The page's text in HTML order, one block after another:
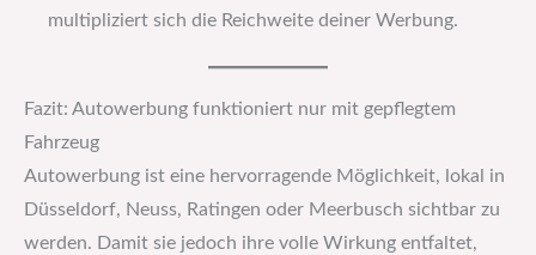
multipliziert sich die Reichweite deiner Werbung.
Fazit: Autowerbung funktioniert nur mit gepflegtem
Fahrzeug
Autowerbung ist eine hervorragende Möglichkeit, lokal in
Düsseldorf, Neuss, Ratingen oder Meerbusch sichtbar zu
werden. Damit sie jedoch ihre volle Wirkung entfaltet,